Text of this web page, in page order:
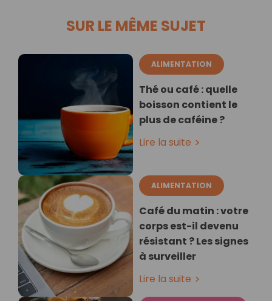
SUR LE MÊME SUJET
ALIMENTATION
Thé ou café : quelle
boisson contient le
plus de caféine ?
Lire la suite
ALIMENTATION
Café du matin : votre
corps est-il devenu
résistant ? Les signes
à surveiller
Lire la suite